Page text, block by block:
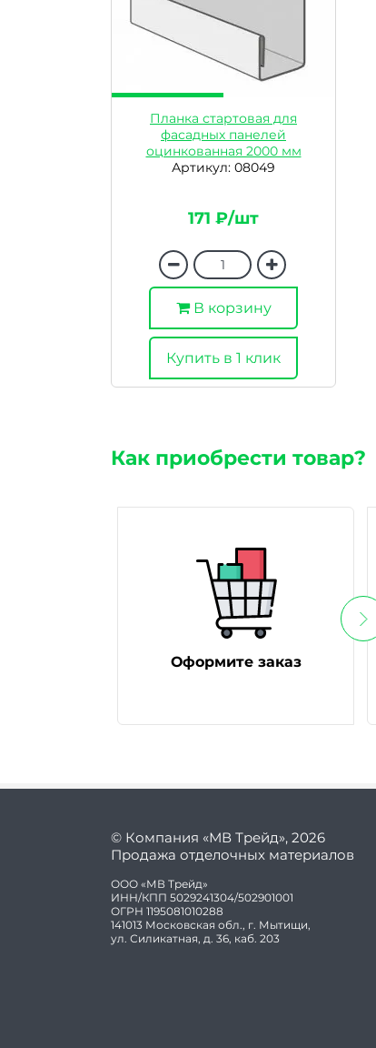
Планка стартовая для
фасадных панелей
оцинкованная 2000 мм
Артикул: 08049
171 ₽/шт
В корзину
Купить в 1 клик
Как приобрести товар?
Оформите заказ
© Компания «МВ Трейд», 2026
Продажа отделочных материалов
ООО «МВ Трейд»
ИНН/КПП 5029241304/502901001
ОГРН 1195081010288
141013 Московская обл., г. Мытищи,
ул. Силикатная, д. 36, каб. 203